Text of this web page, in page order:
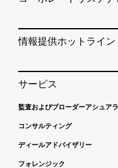
情報提供ホットライン
サービス
監査およびブローダーアシュア
コンサルティング
ディールアドバイザリー
フォレンジック